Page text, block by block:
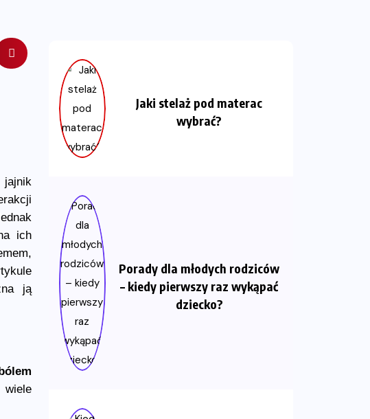
jajnik
ich
ją
Jaki stelaż pod materac
wybrać?
Porady dla młodych rodziców
– kiedy pierwszy raz wykąpać
dziecko?